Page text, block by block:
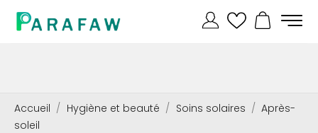
Accueil Hygiène et beauté Soins solaires
Après-
soleil